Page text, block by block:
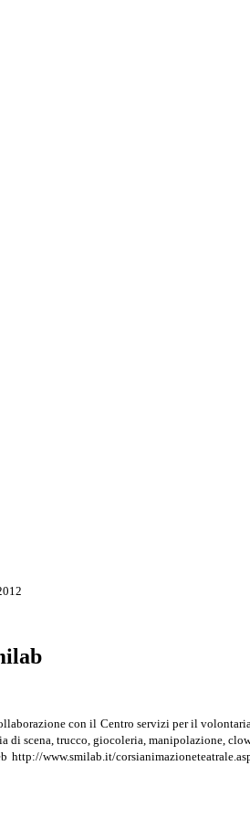
con il Centro servizi per il
scena, trucco, giocoleria, manipolazione,
www.smilab.it/